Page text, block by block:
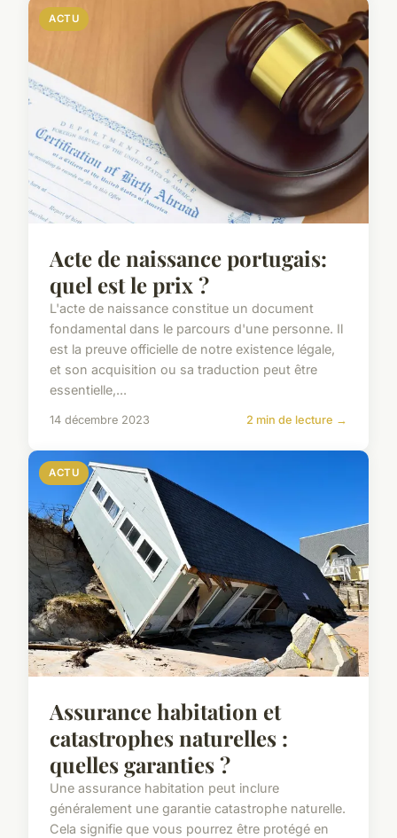
ACTU
Acte de naissance portugais:
quel est le prix ?
L'acte de naissance constitue un document
fondamental dans le parcours d'une personne. Il
est la preuve officielle de notre existence légale,
et son acquisition ou sa traduction peut être
essentielle,...
14 décembre 2023 2 min de lecture →
ACTU
Assurance habitation et
catastrophes naturelles :
quelles garanties ?
Une assurance habitation peut inclure
généralement une garantie catastrophe naturelle.
Cela signifie que vous pourrez être protégé en